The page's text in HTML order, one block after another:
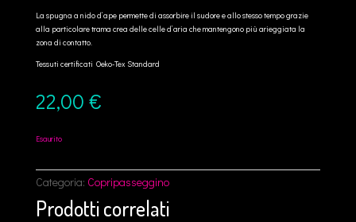
La spugna a nido d’ape permette di assorbire il sudore e allo stesso tempo grazie
alla particolare trama crea delle celle d’aria che mantengono più arieggiata la
zona di contatto.
Tessuti certificati Oeko-Tex Standard
22,00 €
Esaurito
Categoria: Copripasseggino
Prodotti correlati